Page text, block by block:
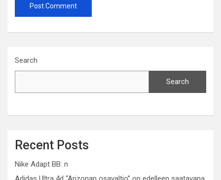
Search
Search
Recent Posts
Nike Adapt BB: n